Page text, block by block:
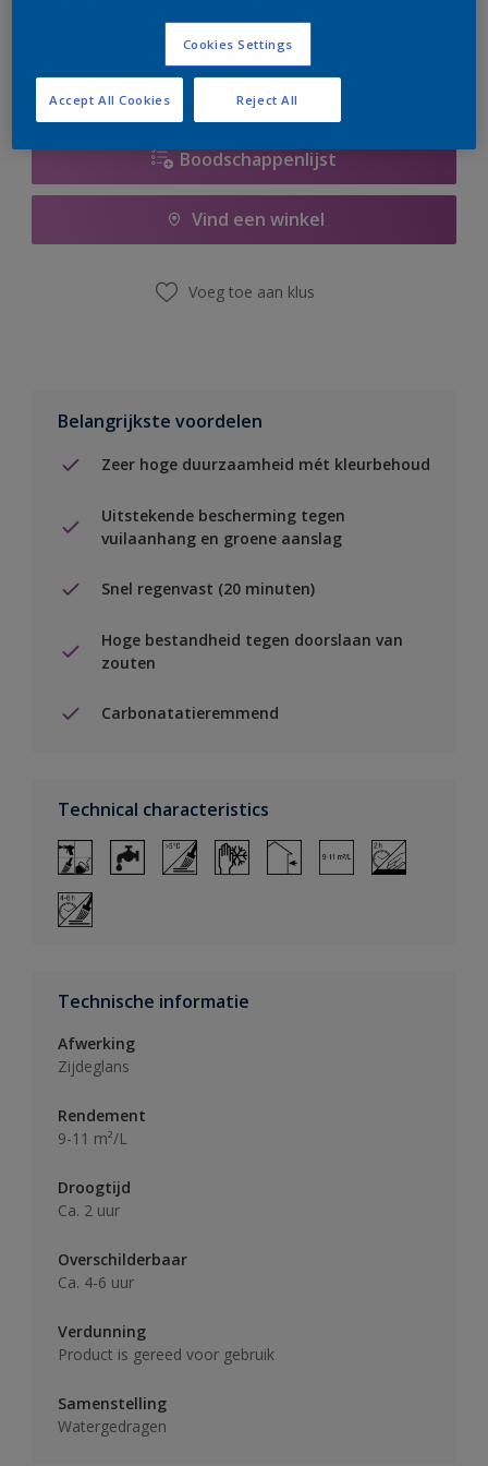
er hard aan om de voorraad aan te vullen.
Boodschappenlijst
Vind een winkel
Voeg toe aan klus
Belangrijkste voordelen
Zeer hoge duurzaamheid mét kleurbehoud
Uitstekende bescherming tegen
vuilaanhang en groene aanslag
Snel regenvast (20 minuten)
Hoge bestandheid tegen doorslaan van
zouten
Carbonatatieremmend
Technical characteristics
Technische informatie
Afwerking
Zijdeglans
Rendement
9-11 m²/L
Droogtijd
Ca. 2 uur
Overschilderbaar
Ca. 4-6 uur
Verdunning
Product is gereed voor gebruik
Samenstelling
Watergedragen
Cookies Settings
Reject All
Accept All Cookies